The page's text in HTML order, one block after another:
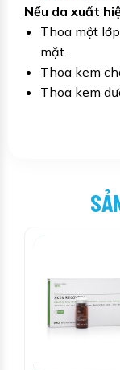
Nếu da xuất
Thoa một
mặt.
Thoa kem
Thoa kem